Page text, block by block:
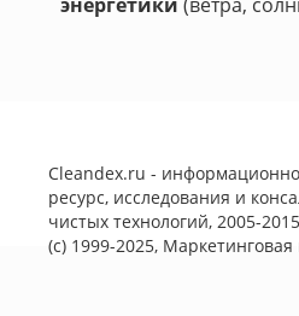
Cleandex.ru -
ресурс, исследования и
чистых технологий, 2005-
(с) 1999-2025, Маркетинговая